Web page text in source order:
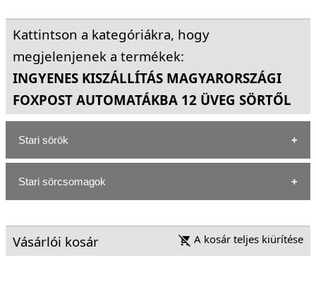
Kattintson a kategóriákra, hogy
megjelenjenek a termékek:
INGYENES KISZÁLLÍTÁS MAGYARORSZÁGI
FOXPOST AUTOMATÁKBA 12 ÜVEG SÖRTŐL
Stari sörök
Stari sörcsomagok
Vásárlói kosár A kosár teljes kiürítése